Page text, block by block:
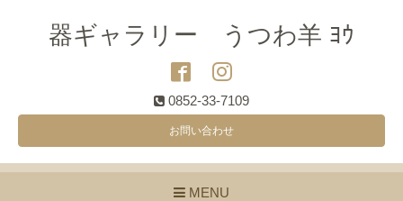
器ギャラリー うつわ羊 ﾖｳ
0852-33-7109
お問い合わせ
MENU